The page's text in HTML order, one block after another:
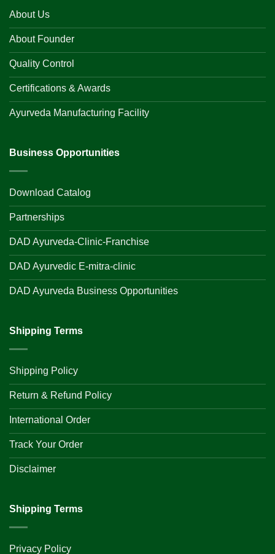
About Us
About Founder
Quality Control
Certifications & Awards
Ayurveda Manufacturing Facility
Business Opportunities
Download Catalog
Partnerships
DAD Ayurveda-Clinic-Franchise
DAD Ayurvedic E-mitra-clinic
DAD Ayurveda Business Opportunities
Shipping Terms
Shipping Policy
Return & Refund Policy
International Order
Track Your Order
Disclaimer
Shipping Terms
Privacy Policy